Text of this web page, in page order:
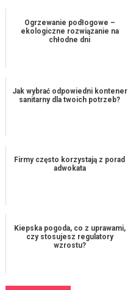
Ogrzewanie podłogowe –
ekologiczne rozwiązanie na
chłodne dni
Jak wybrać odpowiedni kontener
sanitarny dla twoich potrzeb?
Firmy często korzystają z porad
adwokata
Kiepska pogoda, co z uprawami,
czy stosujesz regulatory
wzrostu?